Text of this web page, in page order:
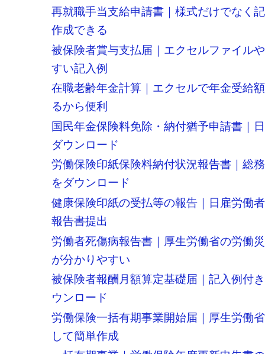
再就職手当支給申請書｜様式だけでなく
作成できる
被保険者賞与支払届｜エクセルファイル
すい記入例
在職老齢年金計算｜エクセルで年金受給
るから便利
国民年金保険料免除・納付猶予申請書｜
ダウンロード
労働保険印紙保険料納付状況報告書｜総
をダウンロード
健康保険印紙の受払等の報告｜日雇労働
報告書提出
労働者死傷病報告書｜厚生労働省の労働
が分かりやすい
被保険者報酬月額算定基礎届｜記入例付
ウンロード
労働保険一括有期事業開始届｜厚生労働
して簡単作成